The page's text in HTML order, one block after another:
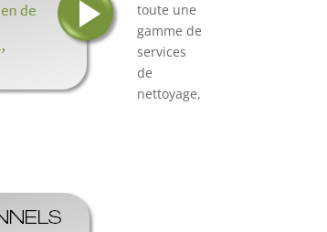
toute une
gamme de
services
de
nettoyage,